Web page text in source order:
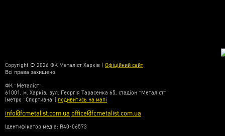
Copyright © 2026 ФК Металіст Харків | Офіційний сайт
Всі права захищено.
ФК “Металіст”
61001, м. Харків, вул. Георгія Тарасенка 65, стадіон “Металіст”
(метро “Спортивна”) подивитись на мапі
info@fcmetalist.com.ua office@fcmetalist.com.ua
Ідентифікатор медіа: R40-06573